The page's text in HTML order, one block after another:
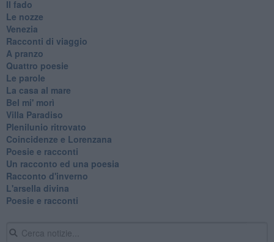
Il fado
Le nozze
Venezia
Racconti di viaggio
A pranzo
Quattro poesie
Le parole
La casa al mare
Bel mi' morì
Villa Paradiso
Plenilunio ritrovato
Coincidenze e Lorenzana
Poesie e racconti
Un racconto ed una poesia
Racconto d'inverno
​L'arsella divina
Poesie e racconti